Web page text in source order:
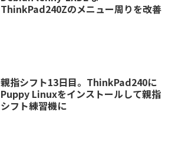
ThinkPad240Zのメニュー周りを改善
親指シフト13日目。ThinkPad240に
Puppy Linuxをインストールして親指
シフト練習機に